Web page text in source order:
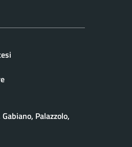
Palazzolo,